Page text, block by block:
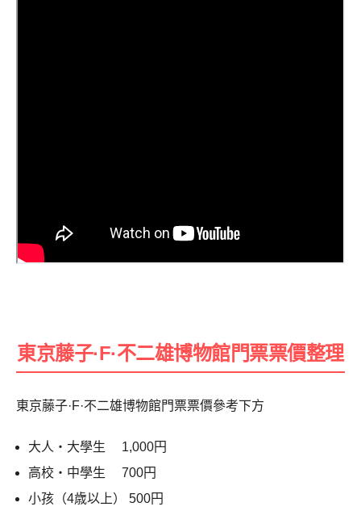
東京藤子·F·不二雄博物館門票票價整理
東京藤子·F·不二雄博物館門票票價參考下方
大人・大學生 1,000円
高校・中學生 700円
小孩（4歳以上） 500円